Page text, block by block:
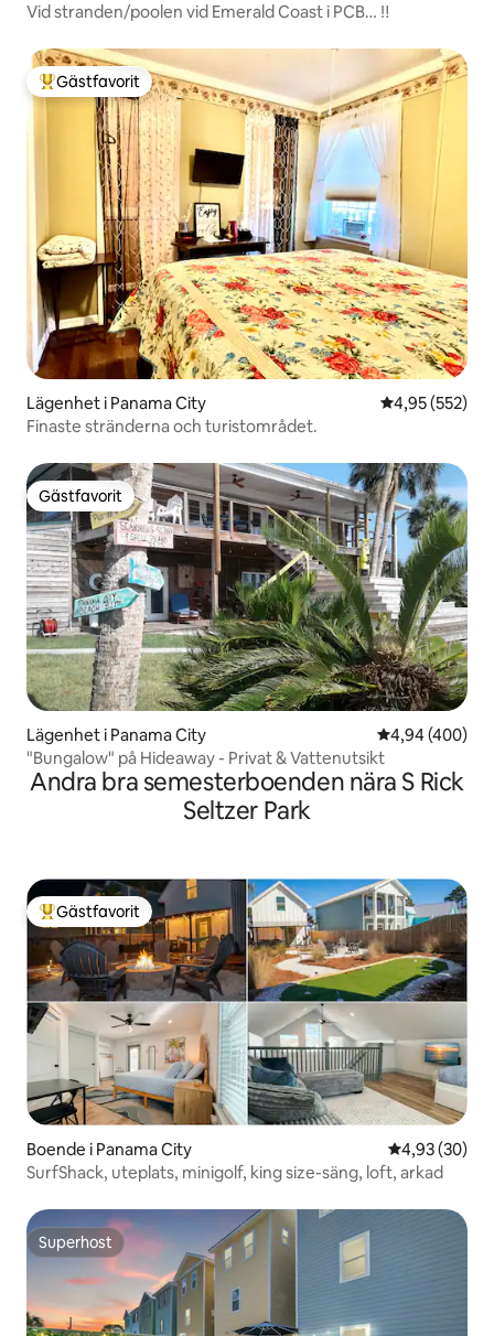
Vid stranden/poolen vid Emerald Coast i PCB… ‼️
Populär gästfavorit
Gästfavorit
Lägenhet i Panama City 4,95 av 5 i
4,95 (552)
Finaste stränderna och turistområdet.
Gästfavorit
Gästfavorit
Lägenhet i Panama City 4,94 av 5 i
4,94 (400)
"Bungalow" på Hideaway - Privat & Vattenutsikt
Andra bra semesterboenden nära S Rick
Seltzer Park
Populär gästfavorit
Gästfavorit
Boende i Panama City 4,93 av 5 i
4,93 (30)
SurfShack, uteplats, minigolf, king size-säng, loft, arkad
Superhost
Superhost